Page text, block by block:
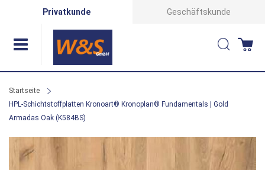
Privatkunde Geschäftskunde
Suche
Startseite
HPL-Schichtstoffplatten Kronoart® Kronoplan® Fundamentals | Gold
Armadas Oak (K584BS)
Zum
Ende